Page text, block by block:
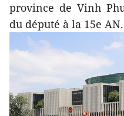
province de Vinh
du député à la 15e AN.